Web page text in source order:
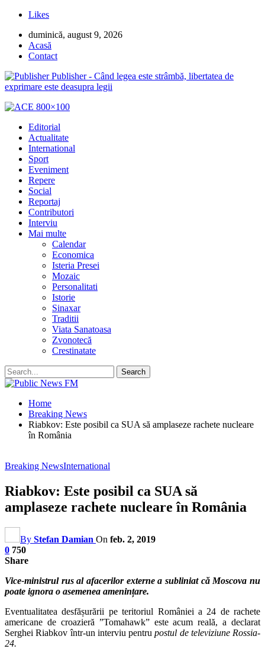
Likes
duminică, august 9, 2026
Acasă
Contact
Publisher - Când legea este strâmbă, libertatea de
exprimare este deasupra legii
Editorial
Actualitate
International
Sport
Eveniment
Repere
Social
Reportaj
Contributori
Interviu
Mai multe
Calendar
Economica
Isteria Presei
Mozaic
Personalitati
Istorie
Sinaxar
Traditii
Viata Sanatoasa
Zvonotecă
Crestinatate
Home
Breaking News
Riabkov: Este posibil ca SUA să amplaseze rachete nucleare
în România
Breaking NewsInternational
Riabkov: Este posibil ca SUA să
amplaseze rachete nucleare în România
By Stefan Damian On feb. 2, 2019
0 750
Share
Vice-ministrul rus al afacerilor externe a subliniat că Moscova nu
poate ignora o asemenea amenințare.
Eventualitatea desfășurării pe teritoriul României a 24 de rachete
americane de croazieră ”Tomahawk” este acum reală, a declarat
Serghei Riabkov într-un interviu pentrupostul de televiziune Rossia-
24.